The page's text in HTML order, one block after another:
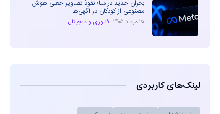
بحران جدید در متا؛ نفوذ تصاویر جعلی هوش
مصنوعی از کودکان در آگهی‌ها
۱۵ مرداد ۱۴۰۵ فناوری و دیجیتال
لینک‌های کاربردی